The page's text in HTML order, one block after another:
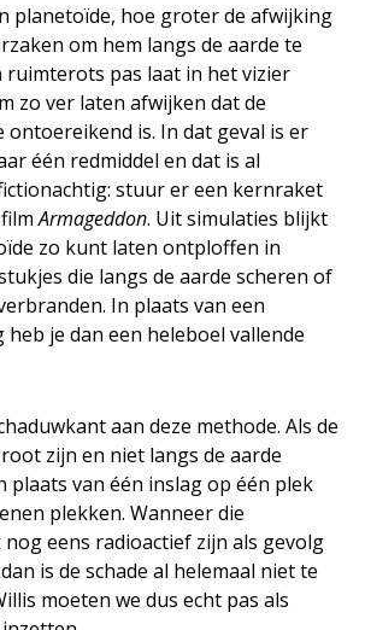
planetoïde, hoe groter de afwijking
om hem langs de aarde te
ruimterots pas laat in het vizier
zo ver laten afwijken dat de
is. In dat geval is er
één redmiddel en dat is al
stuur er een kernraket
filmArmageddon. Uit simulaties blijkt
zo kunt laten ontploffen in
die langs de aarde scheren of
In plaats van een
je dan een heleboel vallende
aan deze methode. Als de
zijn en niet langs de aarde
plaats van één inslag op één plek
plekken. Wanneer die
eens radioactief zijn als gevolg
is de schade al helemaal niet te
moeten we dus echt pas als